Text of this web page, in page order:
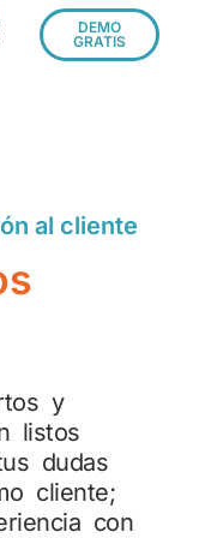
DEMO
GRATIS
al cliente
y
listos
dudas
cliente;
con